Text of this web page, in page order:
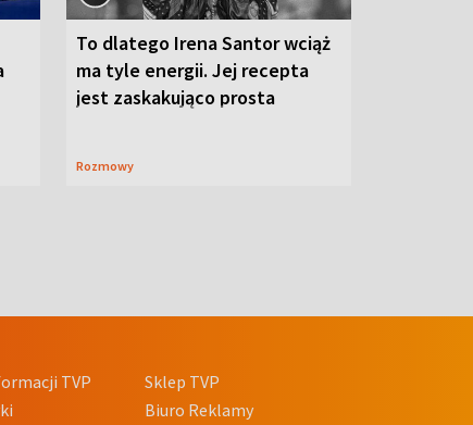
To dlatego Irena Santor wciąż
ma tyle energii. Jej recepta
jest zaskakująco prosta
Rozmowy
TVP
Sklep TVP
Biuro Reklamy